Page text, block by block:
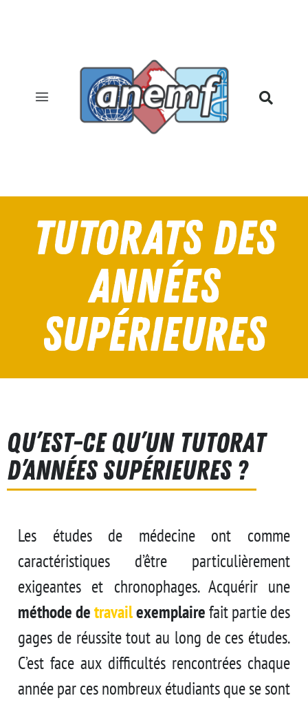
TASTutorats des
Années
Supérieures
Qu’est-ce qu’un Tutorat
d’Années Supérieures ?
Les études de médecine ont comme
caractéristiques d’être particulièrement
exigeantes et chronophages. Acquérir une
méthode detravailexemplairefait partie des
gages de réussite tout au long de ces études.
C’est face aux difficultés rencontrées chaque
année par ces nombreux étudiants que se sont